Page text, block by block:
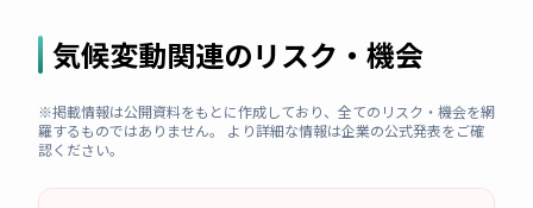
気候変動関連のリスク・機会
※掲載情報は公開資料をもとに作成しており、全てのリスク・機会を網
羅するものではありません。 より詳細な情報は企業の公式発表をご確
認ください。